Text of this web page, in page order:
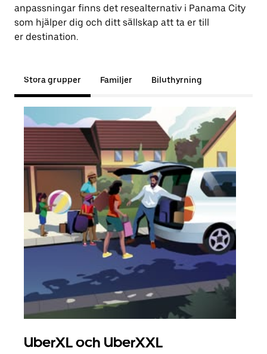
anpassningar finns det resealternativ i Panama City
som hjälper dig och ditt sällskap att ta er till
er destination.
Stora grupper Familjer Biluthyrning
UberXL och UberXXL